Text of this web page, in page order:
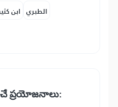
ابن الطبري
ప్రయోజనాలు: